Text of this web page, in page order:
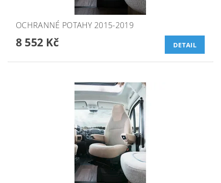
OCHRANNÉ POTAHY 2015-2019
8 552 Kč DETAIL